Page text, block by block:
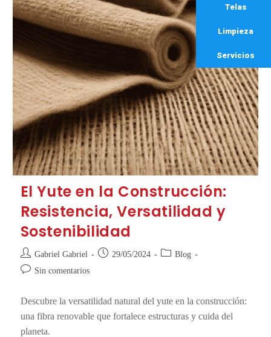
Telas
Limpieza
Servicios
El Yute en la Construcción:
Resistencia, Versatilidad y
Sostenibilidad
Gabriel Gabriel 29/05/2024
Blog
Sin comentarios
Descubre la versatilidad natural del yute en la construcción:
una fibra renovable que fortalece estructuras y cuida del
planeta.